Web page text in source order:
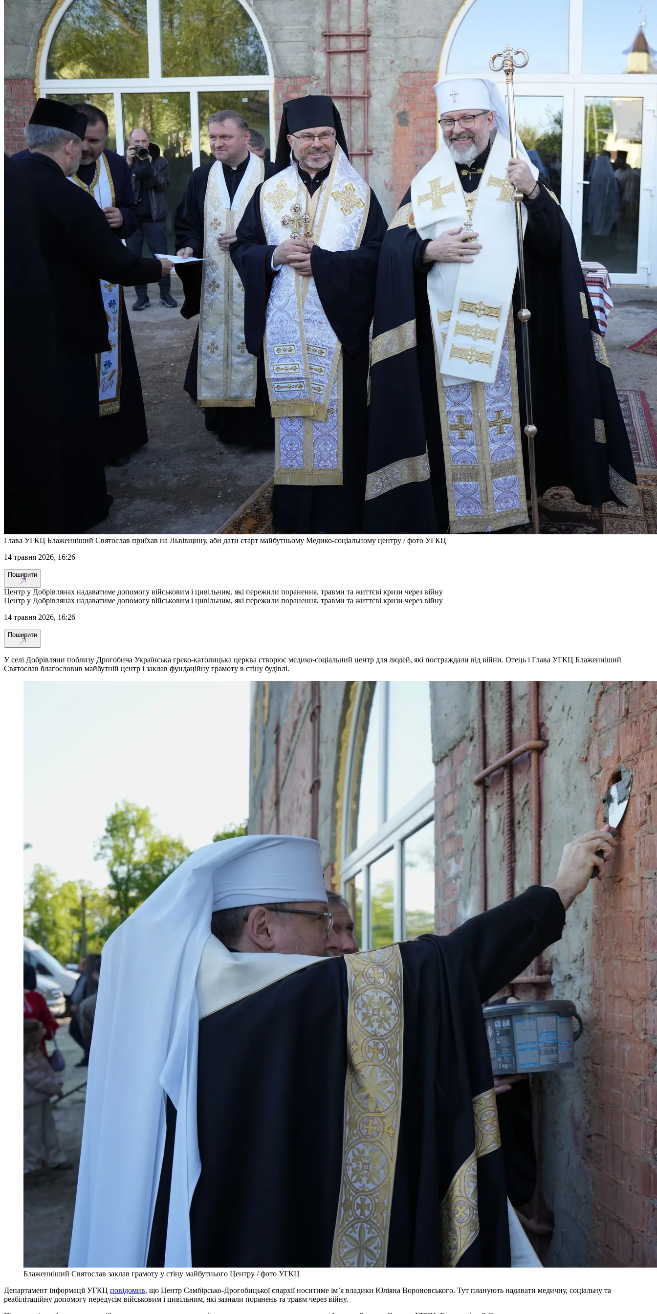
Глава УГКЦ Блаженніший Святослав приїхав на Львівщину, аби дати старт майбутньому Медико-соціальному центру / фото УГКЦ
14 травня 2026, 16:26
Поширити
Центр у Добрівлянах надаватиме допомогу військовим і цивільним, які пережили поранення, травми та життєві кризи через війну
Центр у Добрівлянах надаватиме допомогу військовим і цивільним, які пережили поранення, травми та життєві кризи через війну
14 травня 2026, 16:26
Поширити
У селі Добрівляни поблизу Дрогобича Українська греко-католицька церква створює медико-соціальний центр для людей, які постраждали від війни. Отець і Глава УГКЦ Блаженніший
Святослав благословив майбутній центр і заклав фундаційну грамоту в стіну будівлі.
Блаженніший Святослав заклав грамоту у стіну майбутнього Центру / фото УГКЦ
Департамент інформації УГКЦ повідомив, що Центр Самбірсько-Дрогобицької єпархії носитиме ім’я владики Юліяна Вороновського. Тут планують надавати медичну, соціальну та
реабілітаційну допомогу передусім військовим і цивільним, які зазнали поранень та травм через війну.